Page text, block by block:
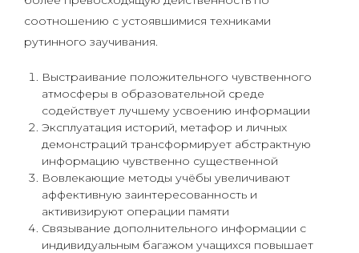
соотношению с устоявшимися техниками
рутинного заучивания.
Выстраивание положительного чувственного
атмосферы в образовательной среде
содействует лучшему усвоению информации
Эксплуатация историй, метафор и личных
демонстраций трансформирует абстрактную
информацию чувственно существенной
Вовлекающие методы учёбы увеличивают
аффективную заинтересованность и
активизируют операции памяти
Связывание дополнительного информации с
индивидуальным багажом учащихся повышает